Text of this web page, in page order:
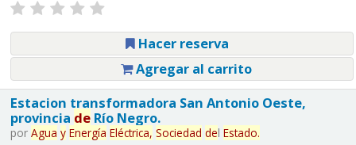
Hacer reserva
Agregar al carrito
Estacion transformadora San Antonio Oeste,
provincia deRío Negro.
por Agua y Energía Eléctrica, Sociedad del Estado.